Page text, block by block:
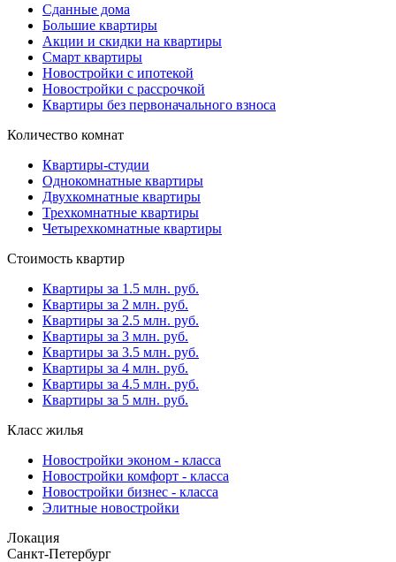
Сданные дома
Большие квартиры
Акции и скидки на квартиры
Смарт квартиры
Новостройки с ипотекой
Новостройки с рассрочкой
Квартиры без первоначального взноса
Количество комнат
Квартиры-студии
Однокомнатные квартиры
Двухкомнатные квартиры
Трехкомнатные квартиры
Четырехкомнатные квартиры
Стоимость квартир
Квартиры за 1.5 млн. руб.
Квартиры за 2 млн. руб.
Квартиры за 2.5 млн. руб.
Квартиры за 3 млн. руб.
Квартиры за 3.5 млн. руб.
Квартиры за 4 млн. руб.
Квартиры за 4.5 млн. руб.
Квартиры за 5 млн. руб.
Класс жилья
Новостройки эконом - класса
Новостройки комфорт - класса
Новостройки бизнес - класса
Элитные новостройки
Локация
Санкт-Петербург